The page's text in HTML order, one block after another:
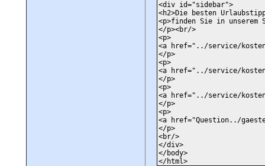
<div id="sidebar">
<h2>Die besten
<p>finden Sie in unserem
</p><br/>
<p>
<a href="../service/
</p>
<p>
<a href="../service/kosten/
</p>
<p>
<a href="../service/
</p>
<p>
<a href="Question../
</p>
<br/>
</div>
</body>
</html>